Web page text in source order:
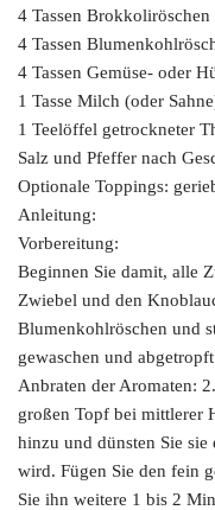
4 Tassen Brokkoliröschen
4 Tassen
4 Tassen Gemüse- oder
1 Tasse Milch (oder
1 Teelöffel getrockneter
Salz und Pfeffer nach
Optionale Toppings:
Anleitung:
Vorbereitung:
Beginnen Sie damit, alle
Zwiebel und den
Blumenkohlröschen und
gewaschen und
Anbraten der Aromaten:
großen Topf bei mittlerer
hinzu und dünsten Sie
wird. Fügen Sie den fein
Sie ihn weitere 1 bis 2